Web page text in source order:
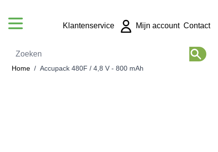
Zoeken
Klantenservice Mijn account Contact
Home / Accupack 480F / 4,8 V - 800 mAh